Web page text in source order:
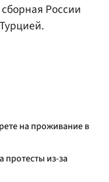
России
на проживание в
из-за